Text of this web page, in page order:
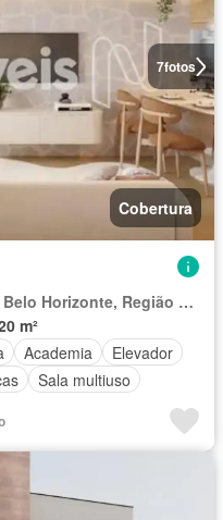
7fotos
Cobertura
Região Geográfica Imediata de Belo Horizonte, Região Metropolitana de Belo Horizonte
m²
Academia
Elevador
Sala multiuso